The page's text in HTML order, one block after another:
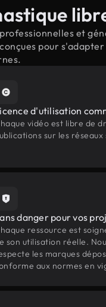
et
pour
d'utilisation
vidéo est libre de
sur les
danger pour vos
ressource est
son utilisation réelle.
les marques
aux normes en